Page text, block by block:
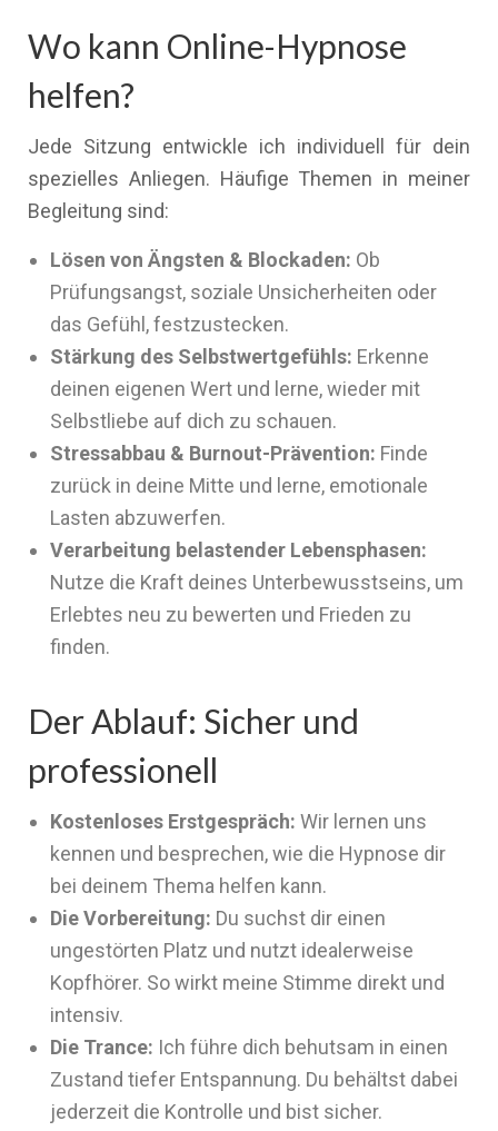
Wo kann Online-Hypnose
helfen?
Jede Sitzung entwickle ich individuell für dein
spezielles Anliegen. Häufige Themen in meiner
Begleitung sind:
Lösen von Ängsten & Blockaden: Ob
Prüfungsangst, soziale Unsicherheiten oder
das Gefühl, festzustecken.
Stärkung des Selbstwertgefühls: Erkenne
deinen eigenen Wert und lerne, wieder mit
Selbstliebe auf dich zu schauen.
Stressabbau & Burnout-Prävention: Finde
zurück in deine Mitte und lerne, emotionale
Lasten abzuwerfen.
Verarbeitung belastender Lebensphasen:
Nutze die Kraft deines Unterbewusstseins, um
Erlebtes neu zu bewerten und Frieden zu
finden.
Der Ablauf: Sicher und
professionell
Kostenloses Erstgespräch: Wir lernen uns
kennen und besprechen, wie die Hypnose dir
bei deinem Thema helfen kann.
Die Vorbereitung: Du suchst dir einen
ungestörten Platz und nutzt idealerweise
Kopfhörer. So wirkt meine Stimme direkt und
intensiv.
Die Trance: Ich führe dich behutsam in einen
Zustand tiefer Entspannung. Du behältst dabei
jederzeit die Kontrolle und bist sicher.